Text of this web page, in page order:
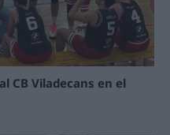
CB Viladecans en el